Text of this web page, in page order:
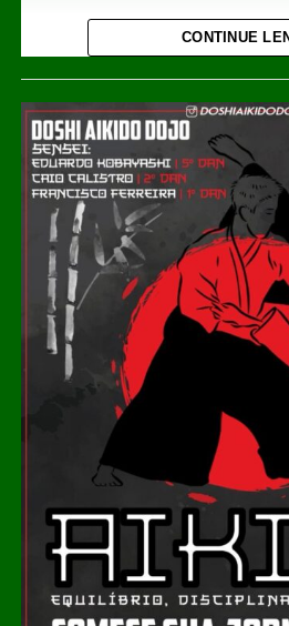
contará com percursos
banheiros acessíveis e recursos
Língua Brasileira de Sinais
diretrizes do Desenho Universal
certificação da Comissão
(CPA) obtida nos três últimos anos.
O percurso acessível inclui
adequada, circulação livre para
elevadores que dão acesso a
Cada um desses espaços
acessibilidade que permitem a
níveis superiores sem
arquitetônico dos projetos. Nove
adaptados, oferecendo cabines
familiares e, em alguns casos,
e pessoas de baixa estatura.
Diversos projetos da mostra
acessibilidade como parte da
Entre eles, destaca‑se o “Nota
Manso, que dispõe de elevador
superior; o Restaurante Raiz, de
CONTINUE